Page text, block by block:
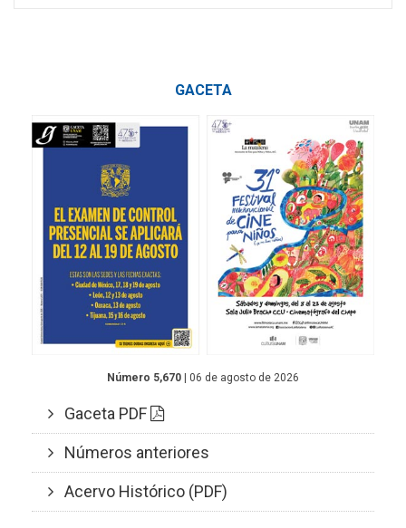
GACETA
Número 5,670 | 06 de agosto de 2026
Gaceta PDF
Números anteriores
Acervo Histórico (PDF)